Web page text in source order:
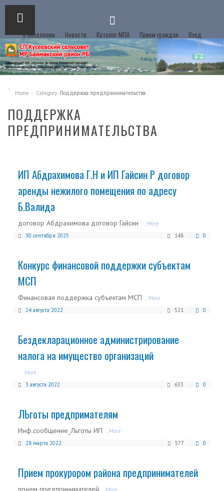
О поселении Новости Каталог МПА Прием граждан Вход
Home Category: Поддержка предпринимательства
ПОДДЕРЖКА
ПРЕДПРИНИМАТЕЛЬСТВА
ИП Абдрахимова Г.Н и ИП Гайсин Р договор
аренды нежилого помещения по адресу
Б.Валида
договор Абдрахимова договор Гайсин
...More
30 сентября 2025
148 0
Конкурс финансовой поддержки субъектам
МСП
Финансовая поддержка субъектам МСП ...More
24 августа 2022
521 0
Бездекларационное администрирование
налога на имущество организаций
...More
3 августа 2022
633 0
ЛЬготы предпримателям
Инф.сообщение_Льготы ИП ...More
28 марта 2022
577 0
Прием прокурором района предпринимателей